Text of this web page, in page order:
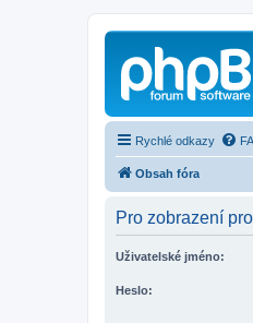
Rychlé odkazy
Obsah fóra
Pro zobrazení
Uživatelské jméno:
Heslo: